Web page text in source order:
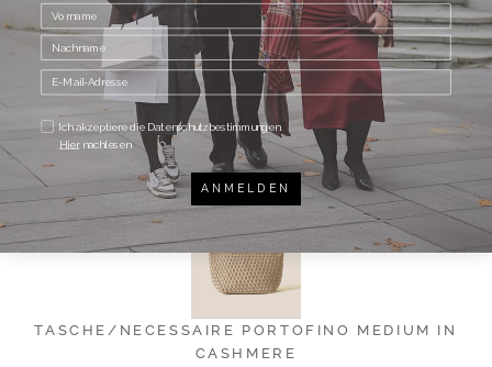
DAZU PASSEND
TASCHE/NECESSAIRE PORTOFINO MEDIUM IN
CASHMERE
Ich akzeptiere die Datenschutzbestimmungen.
Hiernachlesen
ANMELDEN